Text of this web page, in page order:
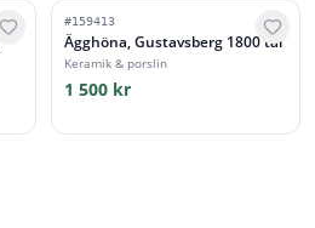
#159413
Ägghöna, Gustavsberg 1800 tal
Keramik & porslin
1 500 kr